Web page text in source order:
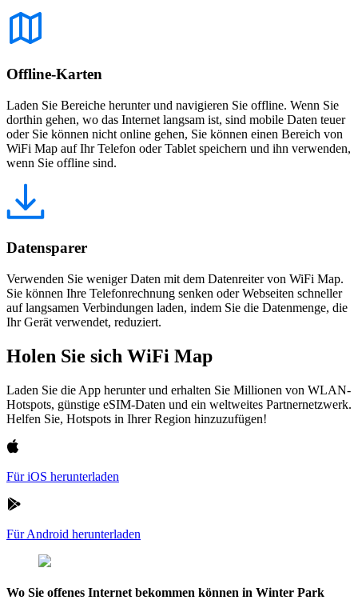
Offline-Karten
Laden Sie Bereiche herunter und navigieren Sie offline. Wenn Sie
dorthin gehen, wo das Internet langsam ist, sind mobile Daten teuer
oder Sie können nicht online gehen, Sie können einen Bereich von
WiFi Map auf Ihr Telefon oder Tablet speichern und ihn verwenden,
wenn Sie offline sind.
Datensparer
Verwenden Sie weniger Daten mit dem Datenreiter von WiFi Map.
Sie können Ihre Telefonrechnung senken oder Webseiten schneller
auf langsamen Verbindungen laden, indem Sie die Datenmenge, die
Ihr Gerät verwendet, reduziert.
Holen Sie sich WiFi Map
Laden Sie die App herunter und erhalten Sie Millionen von WLAN-
Hotspots, günstige eSIM-Daten und ein weltweites Partnernetzwerk.
Helfen Sie, Hotspots in Ihrer Region hinzuzufügen!
Für iOS herunterladen
Für Android herunterladen
Wo Sie offenes Internet bekommen können in Winter Park